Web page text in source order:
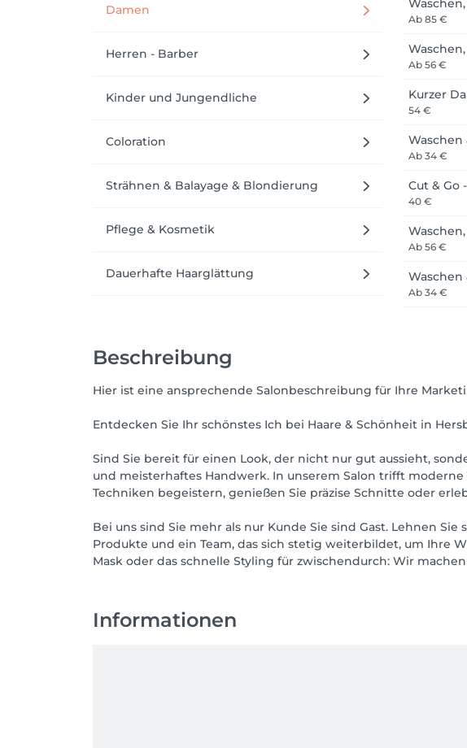
Damen
Herren - Barber
Kinder und Jungendliche
Coloration
Strähnen & Balayage & Blondierung
Pflege & Kosmetik
Dauerhafte Haarglättung
Ab 85 €
Ab 56 €
Kurzer
54 €
Waschen
Ab 34 €
Cut & Go
40 €
Ab 56 €
Waschen
Ab 34 €
Beschreibung
Hier ist eine ansprechende Salonbeschreibung für Ihre
Entdecken Sie Ihr schönstes Ich bei Haare & Schönheit in
Sind Sie bereit für einen Look, der nicht nur gut aussieht,
und meisterhaftes Handwerk. In unserem Salon trifft
Techniken begeistern, genießen Sie präzise Schnitte oder
Bei uns sind Sie mehr als nur Kunde Sie sind Gast. Lehnen
Produkte und ein Team, das sich stetig weiterbildet, um Ihre
Mask oder das schnelle Styling für zwischendurch: Wir
Informationen